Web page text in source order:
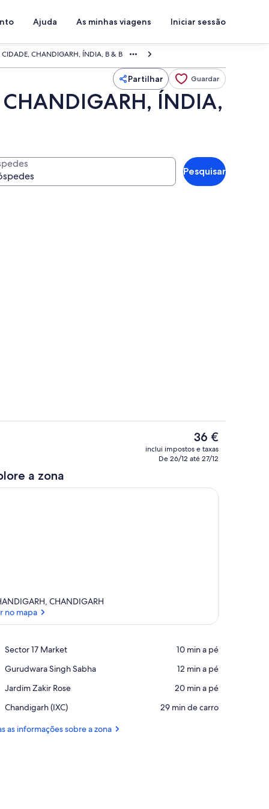
Ajuda As minhas viagens Iniciar sessão
CIDADE, CHANDIGARH, ÍNDIA, B & B
Partilhar Guardar
CHANDIGARH, ÍNDIA,
Pesquisar
Quarto
O
preço
atual
36 €
inclui impostos e taxas
De 26/12 até 27/12
a zona
CHANDIGARH
no mapa
Sector 17 Market
Place,
17
‪10 min a pé‬
Gurudwara Singh Sabha
Place,
Singh
‪12 min a pé‬
Jardim Zakir Rose
Place,
Zakir
‪20 min a pé‬
Chandigarh (IXC)
Airport,
(IXC)
‪29 min de carro‬
as informações sobre a zona